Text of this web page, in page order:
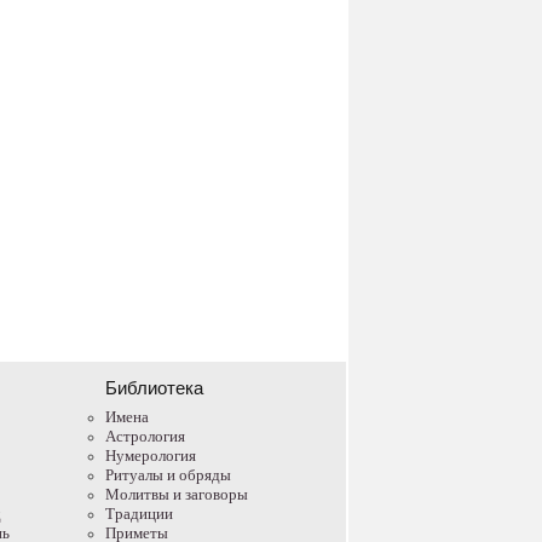
Библиотека
Имена
Астрология
Нумерология
Ритуалы и обряды
Молитвы и заговоры
Традиции
Приметы